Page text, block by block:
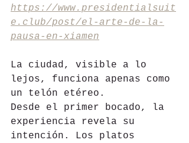
https://www.presidentialsuit
e.club/post/el-arte-de-la-
pausa-en-xiamen
La ciudad, visible a lo
lejos, funciona apenas como
un telón etéreo.
Desde el primer bocado, la
experiencia revela su
intención. Los platos